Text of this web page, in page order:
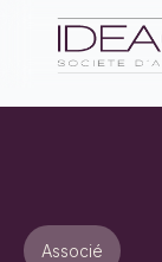
Associé